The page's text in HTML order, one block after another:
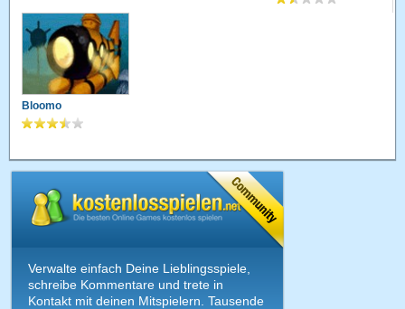
Bloomo
Verwalte einfach Deine Lieblingsspiele,
schreibe Kommentare und trete in
Kontakt mit deinen Mitspielern. Tausende